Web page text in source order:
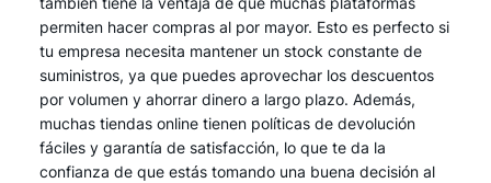
permiten hacer compras al por mayor. Esto es perfecto si
tu empresa necesita mantener un stock constante de
suministros, ya que puedes aprovechar los descuentos
por volumen y ahorrar dinero a largo plazo. Además,
muchas tiendas online tienen políticas de devolución
fáciles y garantía de satisfacción, lo que te da la
confianza de que estás tomando una buena decisión al